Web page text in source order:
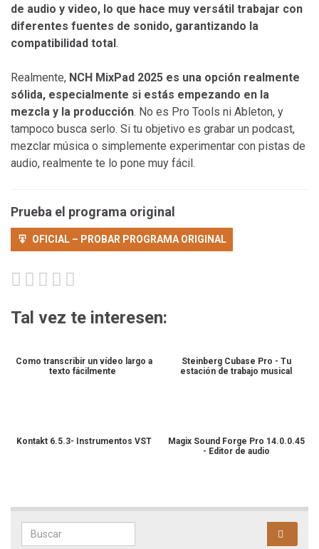
de audio y video, lo que hace muy versátil trabajar con
diferentes fuentes de sonido, garantizando la
compatibilidad total.
Realmente, NCH MixPad 2025 es una opción realmente
sólida, especialmente si estás empezando en la
mezcla y la producción. No es Pro Tools ni Ableton, y
tampoco busca serlo. Si tu objetivo es grabar un podcast,
mezclar música o simplemente experimentar con pistas de
audio, realmente te lo pone muy fácil.
Prueba el programa original
OFICIAL – PROBAR PROGRAMA ORIGINAL
Tal vez te interesen:
Como transcribir un vídeo largo a
texto fácilmente
Steinberg Cubase Pro - Tu
estación de trabajo musical
Kontakt 6.5.3- Instrumentos VST
Magix Sound Forge Pro 14.0.0.45
- Editor de audio
Search for: